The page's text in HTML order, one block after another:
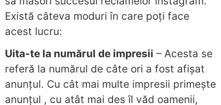
Există câteva moduri în care poți face
acest lucru:
Uita-te la numărul de impresii – Acesta se
referă la numărul de câte ori a fost afișat
anunțul. Cu cât mai multe impresii primește
anunțul , cu atât mai des îl văd oamenii,